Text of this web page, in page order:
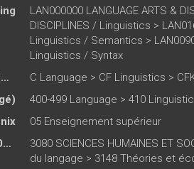
LAN000000 LANGUAGE ARTS &
DISCIPLINES / Linguistics >
Linguistics / Semantics >
Linguistics / Syntax
BIC subject category (UK)
C Language > CF Linguistics >
400-499 Language > 410
05 Enseignement supérieur
CLIL (Version 2013-2019 )
3080 SCIENCES HUMAINES ET
du langage > 3148 Théories et